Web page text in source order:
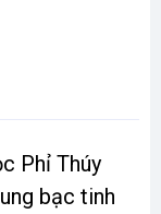
Phỉ Thúy
bạc tinh